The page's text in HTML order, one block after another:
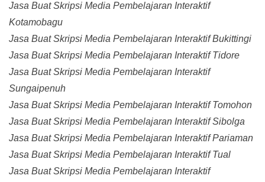
Jasa Buat Skripsi Media Pembelajaran Interaktif
Kotamobagu
Jasa Buat Skripsi Media Pembelajaran Interaktif Bukittingi
Jasa Buat Skripsi Media Pembelajaran Interaktif Tidore
Jasa Buat Skripsi Media Pembelajaran Interaktif
Sungaipenuh
Jasa Buat Skripsi Media Pembelajaran Interaktif Tomohon
Jasa Buat Skripsi Media Pembelajaran Interaktif Sibolga
Jasa Buat Skripsi Media Pembelajaran Interaktif Pariaman
Jasa Buat Skripsi Media Pembelajaran Interaktif Tual
Jasa Buat Skripsi Media Pembelajaran Interaktif